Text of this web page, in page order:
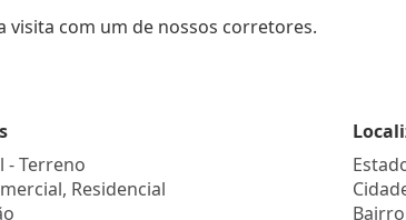
visita com um de nossos corretores.
- Terreno
Residencial